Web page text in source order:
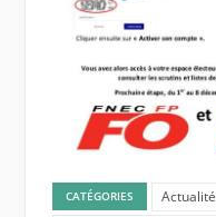
CATÉGORIES Actualité